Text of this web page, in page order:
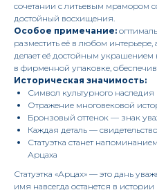
сочетании с литьевым мрамором
достойный восхищения.
Особое примечание:
разместить её в любом
делает её достойным украшением
в фирменной упаковке,
Историческая значимость:
Символ культурного наследия
Отражение многовековой
Бронзовый оттенок — знак
Каждая деталь —
Статуэтка станет
Арцаха
Статуэтка «Арцах» — это дань
имя навсегда останется в